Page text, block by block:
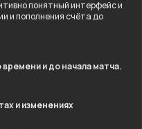
понятный интерфейс и
и пополнения счёта до
и до начала матча.
и изменениях